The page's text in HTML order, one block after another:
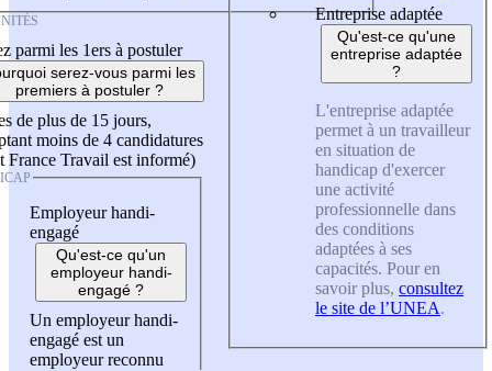
parmi les 1ers à postuler
serez-vous parmi les
premiers à postuler ?
de plus de 15 jours,
moins de 4 candidatures
France Travail est informé)
Employeur handi-
engagé
Qu'est-ce qu'un
employeur handi-
engagé ?
Un employeur handi-
engagé est un
employeur reconnu
Entreprise adaptée
Qu'est-ce qu'une
entreprise adaptée
?
L'entreprise adaptée
permet à un travailleur
en situation de
handicap d'exercer
une activité
professionnelle dans
des conditions
adaptées à ses
capacités. Pour en
savoir plus, consultez
le site de l’UNEA.